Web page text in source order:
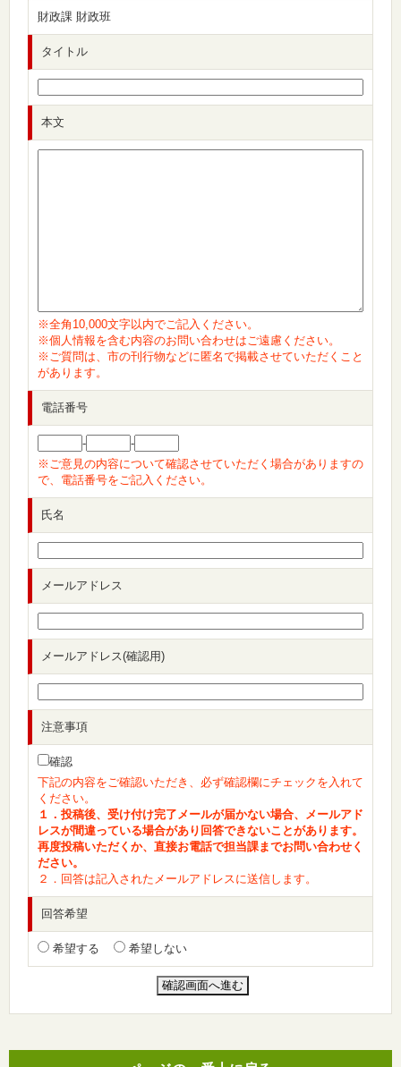
財政課 財政班
タイトル
本文
※全角10,000文字以内でご記入ください。
※個人情報を含む内容のお問い合わせはご遠慮ください。
※ご質問は、市の刊行物などに匿名で掲載させていただくこと
があります。
電話番号
-
-
※ご意見の内容について確認させていただく場合がありますの
で、電話番号をご記入ください。
氏名
メールアドレス
メールアドレス(確認用)
注意事項
確認
下記の内容をご確認いただき、必ず確認欄にチェックを入れて
ください。
１．投稿後、受け付け完了メールが届かない場合、メールアド
レスが間違っている場合があり回答できないことがあります。
再度投稿いただくか、直接お電話で担当課までお問い合わせく
ださい。
２．回答は記入されたメールアドレスに送信します。
回答希望
希望する 希望しない